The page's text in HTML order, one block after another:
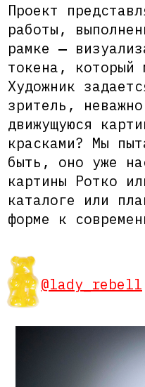
Проект
работы,
рамке ‒
токена, который
Художник
зритель,
движущуюся
красками? Мы
быть, оно уже
картины Ротко
каталоге или
форме к
@lady_rebell